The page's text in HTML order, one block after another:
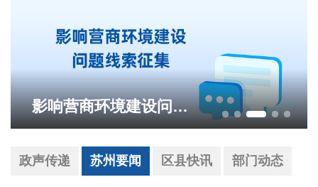
115天，地下掘出"13层楼"
政声传递 苏州要闻 区县快讯 部门动态